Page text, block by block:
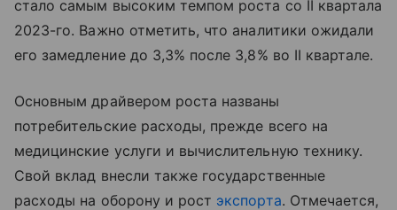
стало самым высоким темпом роста со II квартала
2023-го. Важно отметить, что аналитики ожидали
его замедление до 3,3% после 3,8% во II квартале.
Основным драйвером роста названы
потребительские расходы, прежде всего на
медицинские услуги и вычислительную технику.
Свой вклад внесли также государственные
расходы на оборону и рост экспорта. Отмечается,